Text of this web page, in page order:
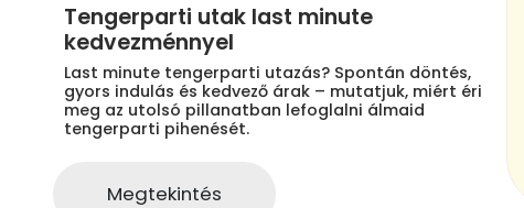
Tengerparti utak last minute
kedvezménnyel
Last minute tengerparti utazás? Spontán döntés,
gyors indulás és kedvező árak – mutatjuk, miért éri
meg az utolsó pillanatban lefoglalni álmaid
tengerparti pihenését.
Megtekintés